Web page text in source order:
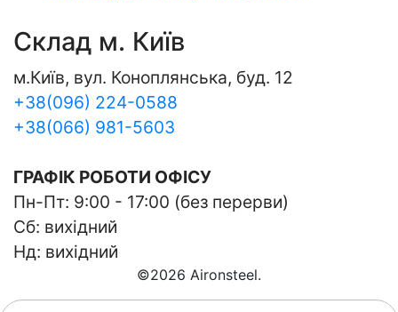
Склад м. Київ
м.Київ, вул. Коноплянська, буд. 12
+38(096) 224-0588
+38(066) 981-5603
ГРАФІК РОБОТИ ОФІСУ
Пн-Пт: 9:00 - 17:00 (без перерви)
Сб: вихідний
Нд: вихідний
©2026 Aironsteel.